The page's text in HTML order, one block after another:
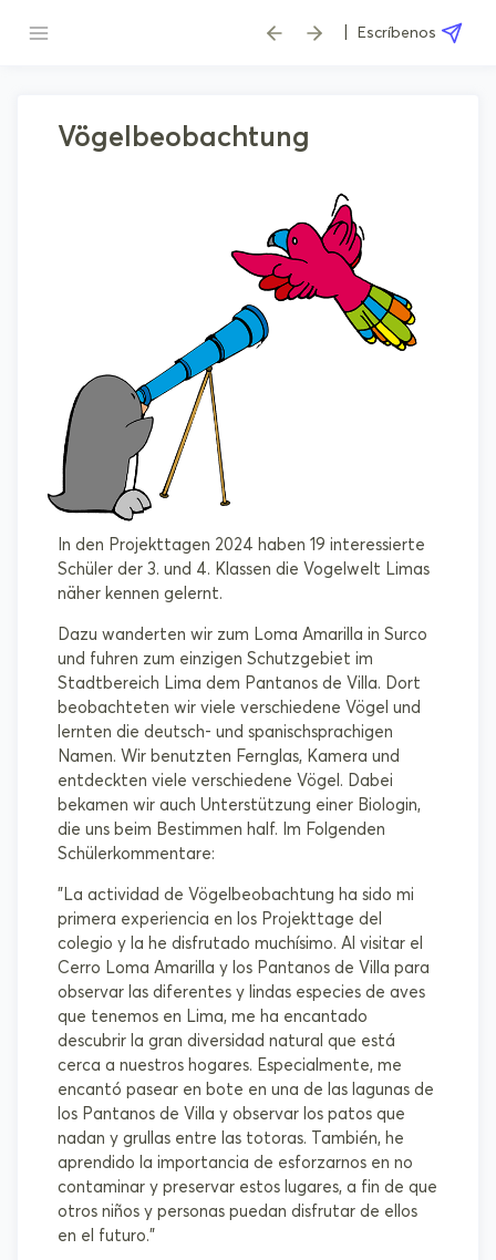
Escríbenos
Vögelbeobachtung
In den Projekttagen 2024 haben 19 interessierte
Schüler der 3. und 4. Klassen die Vogelwelt Limas
näher kennen gelernt.
Dazu wanderten wir zum Loma Amarilla in Surco
und fuhren zum einzigen Schutzgebiet im
Stadtbereich Lima dem Pantanos de Villa. Dort
beobachteten wir viele verschiedene Vögel und
lernten die deutsch- und spanischsprachigen
Namen. Wir benutzten Fernglas, Kamera und
entdeckten viele verschiedene Vögel. Dabei
bekamen wir auch Unterstützung einer Biologin,
die uns beim Bestimmen half. Im Folgenden
Schülerkommentare:
"La actividad de Vögelbeobachtung ha sido mi
primera experiencia en los Projekttage del
colegio y la he disfrutado muchísimo. Al visitar el
Cerro Loma Amarilla y los Pantanos de Villa para
observar las diferentes y lindas especies de aves
que tenemos en Lima, me ha encantado
descubrir la gran diversidad natural que está
cerca a nuestros hogares. Especialmente, me
encantó pasear en bote en una de las lagunas de
los Pantanos de Villa y observar los patos que
nadan y grullas entre las totoras. También, he
aprendido la importancia de esforzarnos en no
contaminar y preservar estos lugares, a fin de que
otros niños y personas puedan disfrutar de ellos
en el futuro.”